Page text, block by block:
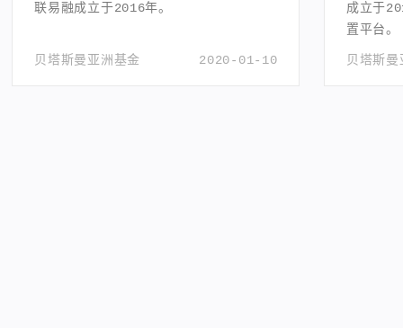
联易融成立于2016年。
2020-01-10
贝塔斯曼亚洲基金
成立于
置平台。
贝塔斯